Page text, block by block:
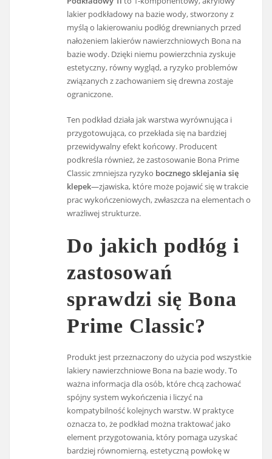
lakier podkładowy na bazie wody, stworzony z
myślą o lakierowaniu podłóg drewnianych przed
nałożeniem lakierów nawierzchniowych Bona na
bazie wody. Dzięki niemu powierzchnia zyskuje
estetyczny, równy wygląd, a ryzyko problemów
związanych z zachowaniem się drewna zostaje
ograniczone.
Ten podkład działa jak warstwa wyrównująca i
przygotowująca, co przekłada się na bardziej
przewidywalny efekt końcowy. Producent
podkreśla również, że zastosowanie Bona Prime
Classic zmniejsza ryzyko bocznego sklejania się
klepek—zjawiska, które może pojawić się w trakcie
prac wykończeniowych, zwłaszcza na elementach o
wrażliwej strukturze.
Do jakich podłóg i
zastosowań
sprawdzi się Bona
Prime Classic?
Produkt jest przeznaczony do użycia pod wszystkie
lakiery nawierzchniowe Bona na bazie wody. To
ważna informacja dla osób, które chcą zachować
spójny system wykończenia i liczyć na
kompatybilność kolejnych warstw. W praktyce
oznacza to, że podkład można traktować jako
element przygotowania, który pomaga uzyskać
bardziej równomierną, estetyczną powłokę w